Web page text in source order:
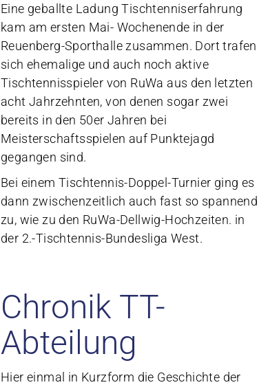
Eine geballte Ladung Tischtenniserfahrung
kam am ersten Mai- Wochenende in der
Reuenberg-Sporthalle zusammen. Dort trafen
sich ehemalige und auch noch aktive
Tischtennisspieler von RuWa aus den letzten
acht Jahrzehnten, von denen sogar zwei
bereits in den 50er Jahren bei
Meisterschaftsspielen auf Punktejagd
gegangen sind.
Bei einem Tischtennis-Doppel-Turnier ging es
dann zwischenzeitlich auch fast so spannend
zu, wie zu den RuWa-Dellwig-Hochzeiten. in
der 2.-Tischtennis-Bundesliga West.
Chronik TT-
Abteilung
Hier einmal in Kurzform die Geschichte der